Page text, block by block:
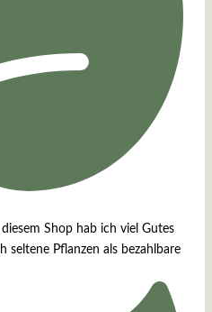
Shop hab ich viel Gutes
seltene Pflanzen als bezahlbare